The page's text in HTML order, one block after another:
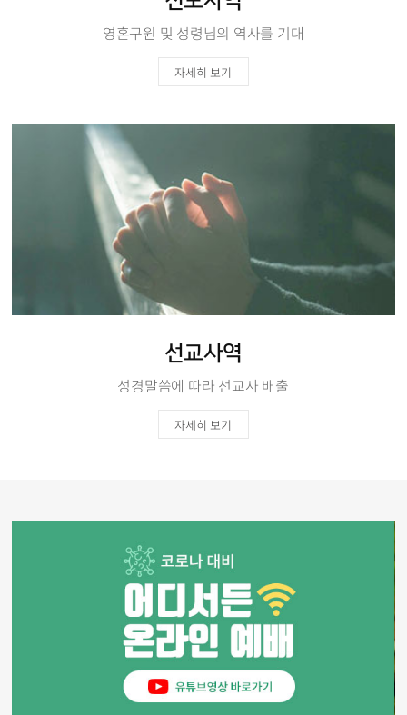
영혼구원 및 성령님의 역사를 기대
자세히 보기
선교사역
성경말씀에 따라 선교사 배출
자세히 보기